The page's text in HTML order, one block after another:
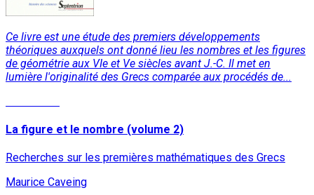
Ce livre est une étude des premiers développements
théoriques auxquels ont donné lieu les nombres et les figures
de géométrie aux VIe et Ve siècles avant J.-C. Il met en
lumière l'originalité des Grecs comparée aux procédés de...
La figure et le nombre (volume 2)
Recherches sur les premières mathématiques des Grecs
Maurice Caveing